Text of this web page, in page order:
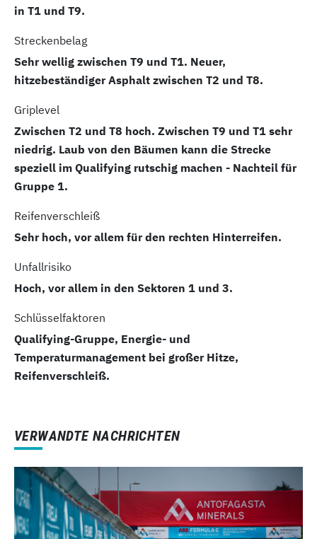
in T1 und T9.
Streckenbelag
Sehr wellig zwischen T9 und T1. Neuer,
hitzebeständiger Asphalt zwischen T2 und T8.
Griplevel
Zwischen T2 und T8 hoch. Zwischen T9 und T1 sehr
niedrig. Laub von den Bäumen kann die Strecke
speziell im Qualifying rutschig machen - Nachteil für
Gruppe 1.
Reifenverschleiß
Sehr hoch, vor allem für den rechten Hinterreifen.
Unfallrisiko
Hoch, vor allem in den Sektoren 1 und 3.
Schlüsselfaktoren
Qualifying-Gruppe, Energie- und
Temperaturmanagement bei großer Hitze,
Reifenverschleiß.
VERWANDTE NACHRICHTEN